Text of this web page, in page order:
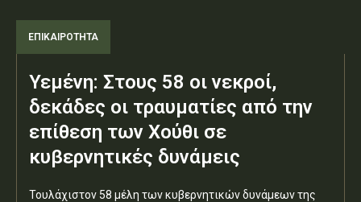
ΕΠΙΚΑΙΡΟΤΗΤΑ
Υεμένη: Στους 58 οι νεκροί,
δεκάδες οι τραυματίες από την
επίθεση των Χούθι σε
κυβερνητικές δυνάμεις
Τουλάχιστον 58 μέλη των κυβερνητικών δυνάμεων της